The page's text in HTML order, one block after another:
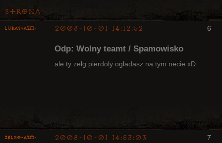
Strona
6
lukas-azm- 2008-10-01 14:12:52
Odp: Wolny teamt / Spamowisko
ale ty zelg pierdoly ogladasz na tym necie xD
7
ZelgO-AZM- 2008-10-01 14:53:03